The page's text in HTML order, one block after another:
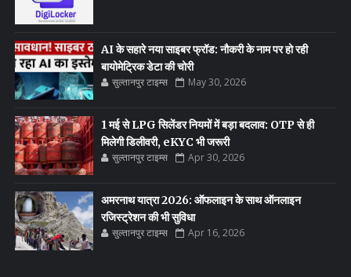
AI के सहारे नया साइबर फ्रॉड: नौकरी के नाम पर हो रही
बायोमेट्रिक डेटा की चोरी
सुल्तानपुर टाइम्स May 30, 2026
1 मई से LPG सिलेंडर नियमों में बड़ा बदलाव: OTP से ही
मिलेगी डिलीवरी, eKYC भी जरूरी
सुल्तानपुर टाइम्स Apr 30, 2026
अमरनाथ यात्रा 2026: ऑफलाइन के साथ ऑनलाइन
रजिस्ट्रेशन की भी सुविधा
सुल्तानपुर टाइम्स Apr 16, 2026